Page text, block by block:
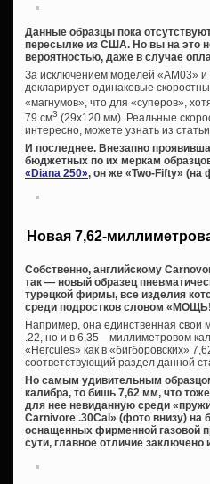
Данные образцы пока
пересылке из США. Но вы на это
вероятностью, даже в случае
За исключением моделей «AM03»
декларирует одинаковые
«магнумов», что для «суперов»,
79 см3 (29х120 мм). Реальные
интересно, можете узнать из
И последнее. Внезапно
бюджетных по их меркам
«Diana 250», он же «Two-Fifty» (на
Новая 7,62-
Собственно, английскому
так — новый образец
турецкой фирмы, все изделия
среди подростков словом
Например, она единственная свои
.22, но и в 6,35—миллиметровом
«Hercules» как в «бигборовских»
соответствующий раздел данной
Но самым удивительным
калибра, то бишь 7,62 мм, что
для нее невиданную среди
Carnivore .30Cal» (фото внизу) на
оснащенных фирменной газовой
сути, главное отличие заключено